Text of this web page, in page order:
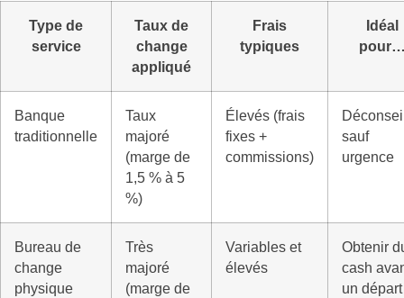
Type de
service
Taux de
change
appliqué
Frais
typiques
Idéal
Banque
traditionnelle
Taux
majoré
(marge de
1,5 % à 5
%)
Élevés (frais
fixes +
commissions)
sauf
urgence
Bureau de
change
physique
Très
majoré
(marge de
Variables et
élevés
Obtenir
cash
un départ